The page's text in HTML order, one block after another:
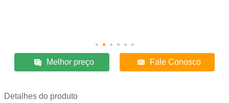
Melhor preço Fale Conosco
Detalhes do produto